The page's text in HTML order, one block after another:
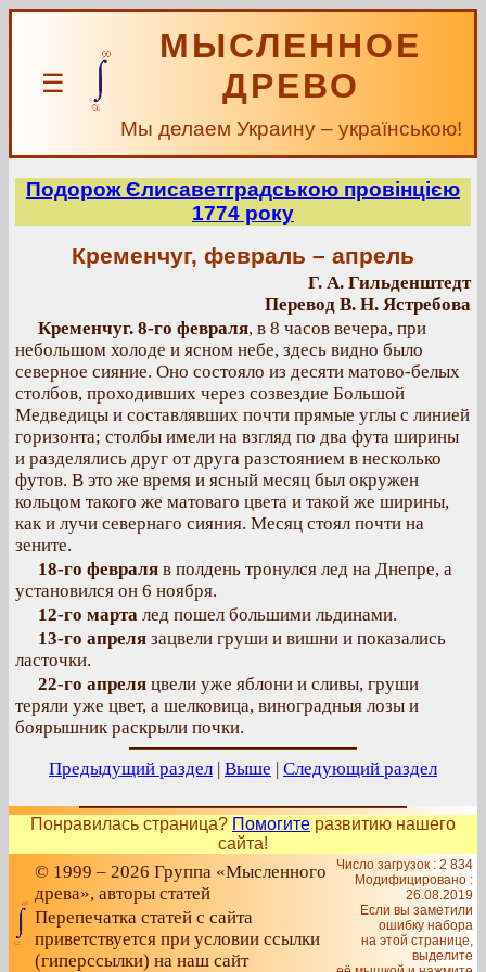
☰
МЫСЛЕННОЕ
ДРЕВО
Мы делаем Украину – українською!
Подорож Єлисаветградською провінцією
1774 року
Кременчуг, февраль – апрель
Г. А. Гильденштедт
Перевод В. Н. Ястребова
Кременчуг. 8-го февраля, в 8 часов вечера, при
небольшом холоде и ясном небе, здесь видно было
северное сияние. Оно состояло из десяти матово-белых
столбов, проходивших через созвездие Большой
Медведицы и составлявших почти прямые углы с линией
горизонта; столбы имели на взгляд по два фута ширины
и разделялись друг от друга разстоянием в несколько
футов. В это же время и ясный месяц был окружен
кольцом такого же матоваго цвета и такой же ширины,
как и лучи севернаго сияния. Месяц стоял почти на
зените.
18-го февраля в полдень тронулся лед на Днепре, а
установился он 6 ноября.
12-го марта лед пошел большими льдинами.
13-го апреля зацвели груши и вишни и показались
ласточки.
22-го апреля цвели уже яблони и сливы, груши
теряли уже цвет, а шелковица, виноградныя лозы и
боярышник раскрыли почки.
Предыдущий раздел | Выше | Следующий раздел
Понравилась страница? Помогите развитию нашего
сайта!
© 1999 – 2026 Группа «Мысленного
древа», авторы статей
Перепечатка статей с сайта
приветствуется при условии ссылки
(гиперссылки) на наш сайт
Число загрузок : 2 834
Модифицировано :
26.08.2019
Если вы заметили
ошибку набора
на этой странице,
выделите